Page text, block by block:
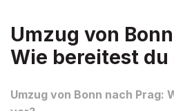
Umzug von
Wie bereitest du
Umzug von Bonn nach Prag: